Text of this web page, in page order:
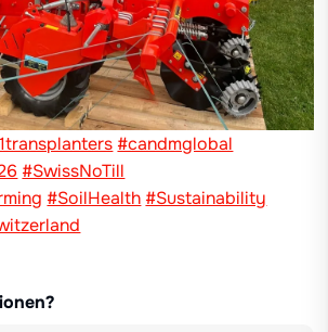
#candmglobal
#SwissNoTill
#SoilHealth #Sustainability